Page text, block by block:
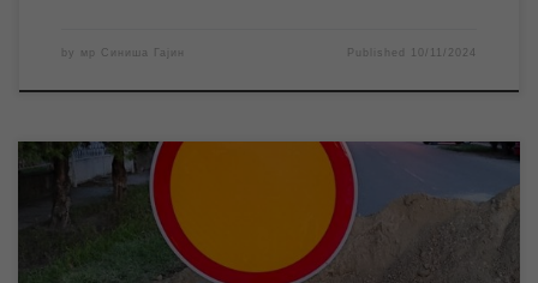
by мр Синиша Гајин Published 10/11/2024
Због извођења радова ЈКП „Водовод и канализација“ на
водоводним прикључцима, данас до 15 часова биће за